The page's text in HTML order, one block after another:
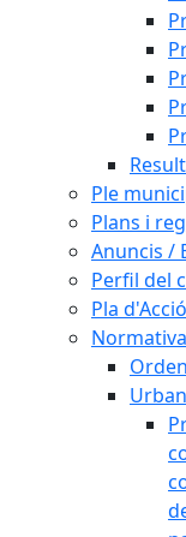
Ple
Plans i
Anuncis /
Perfil del
Pla
Normativa